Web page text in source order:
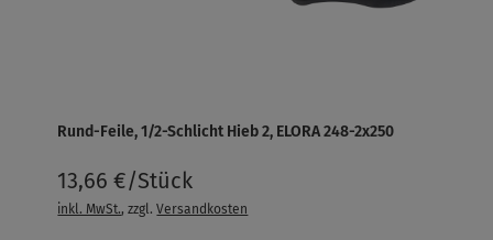
Rund-Feile, 1/2-Schlicht Hieb 2, ELORA 248-2x250
13,66 €/Stück
inkl. MwSt., zzgl.Versandkosten